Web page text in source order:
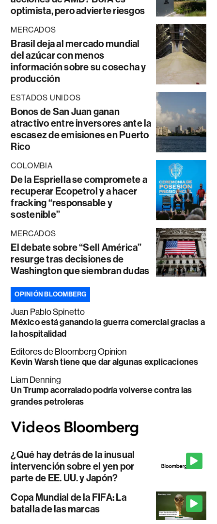
optimista, pero advierte riesgos
MERCADOS
Brasil deja al mercado mundial
del azúcar con menos
información sobre su cosecha y
producción
ESTADOS UNIDOS
Bonos de San Juan ganan
atractivo entre inversores ante la
escasez de emisiones en Puerto
Rico
COLOMBIA
De la Espriella se compromete a
recuperar Ecopetrol y a hacer
fracking “responsable y
sostenible”
MERCADOS
El debate sobre “Sell América”
resurge tras decisiones de
Washington que siembran dudas
OPINIÓN BLOOMBERG
Juan Pablo Spinetto
México está ganando la guerra comercial gracias a
la hospitalidad
Editores de Bloomberg Opinion
Kevin Warsh tiene que dar algunas explicaciones
Liam Denning
Un Trump acorralado podría volverse contra las
grandes petroleras
¿Qué hay detrás de la inusual
intervención sobre el yen por
parte de EE. UU. y Japón?
Copa Mundial de la FIFA: La
batalla de las marcas